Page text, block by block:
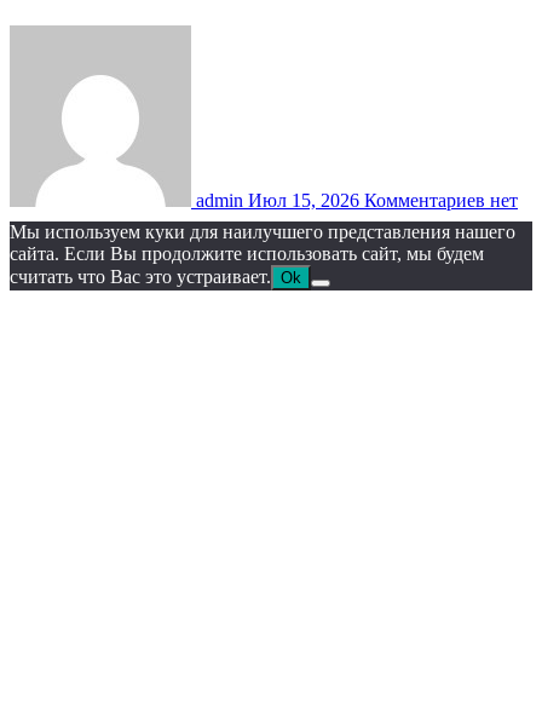
admin Июл 15, 2026 Комментариев нет
Мы используем куки для наилучшего представления нашего
сайта. Если Вы продолжите использовать сайт, мы будем
считать что Вас это устраивает. Ok